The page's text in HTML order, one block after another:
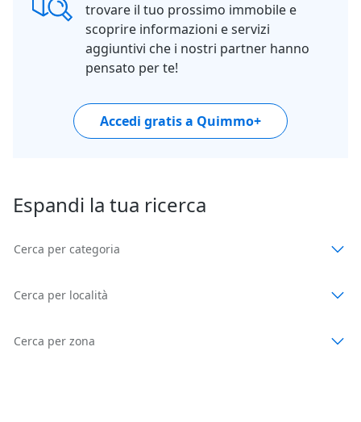
trovare il tuo prossimo immobile e
scoprire informazioni e servizi
aggiuntivi che i nostri partner hanno
pensato per te!
Accedi gratis a Quimmo+
Espandi la tua ricerca
Cerca per categoria
Cerca per località
Cerca per zona